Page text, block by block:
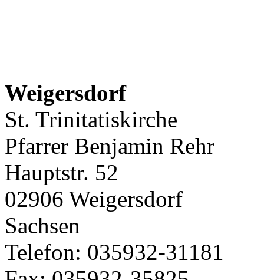
Weigersdorf
St. Trinitatiskirche
Pfarrer Benjamin Rehr
Hauptstr. 52
02906 Weigersdorf
Sachsen
Telefon: 035932-31181